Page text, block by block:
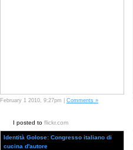
February 1 2010, 9:27pm | Comments »
I posted to flickr.com
Identità Golose: Congresso italiano di
cucina d'autore